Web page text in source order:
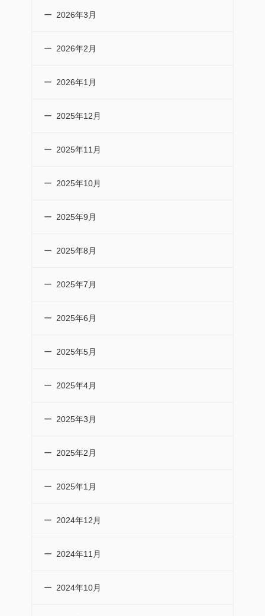
2026年3月
2026年2月
2026年1月
2025年12月
2025年11月
2025年10月
2025年9月
2025年8月
2025年7月
2025年6月
2025年5月
2025年4月
2025年3月
2025年2月
2025年1月
2024年12月
2024年11月
2024年10月